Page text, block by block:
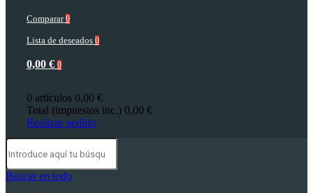
Comparar 0
Lista de deseados 0
0,00 € 0
0 artículos 0,00 €
Total (impuestos inc.) 0,00 €
Realizar pedido
Buscar en todo